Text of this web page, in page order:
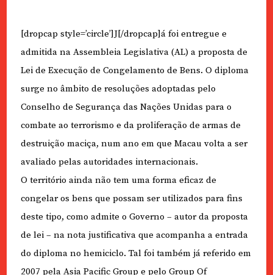
[dropcap style=’circle’]J[/dropcap]á foi entregue e
admitida na Assembleia Legislativa (AL) a proposta de
Lei de Execução de Congelamento de Bens. O diploma
surge no âmbito de resoluções adoptadas pelo
Conselho de Segurança das Nações Unidas para o
combate ao terrorismo e da proliferação de armas de
destruição maciça, num ano em que Macau volta a ser
avaliado pelas autoridades internacionais.
O território ainda não tem uma forma eficaz de
congelar os bens que possam ser utilizados para fins
deste tipo, como admite o Governo – autor da proposta
de lei – na nota justificativa que acompanha a entrada
do diploma no hemiciclo. Tal foi também já referido em
2007 pela Asia Pacific Group e pelo Group Of